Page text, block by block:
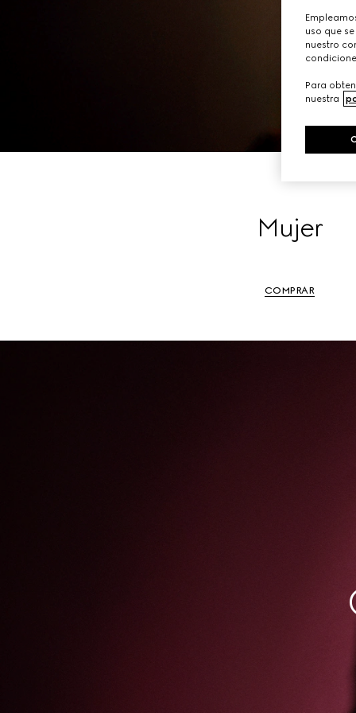
Mujer
COMPRAR
uso que
nuestro
Para
nuestra